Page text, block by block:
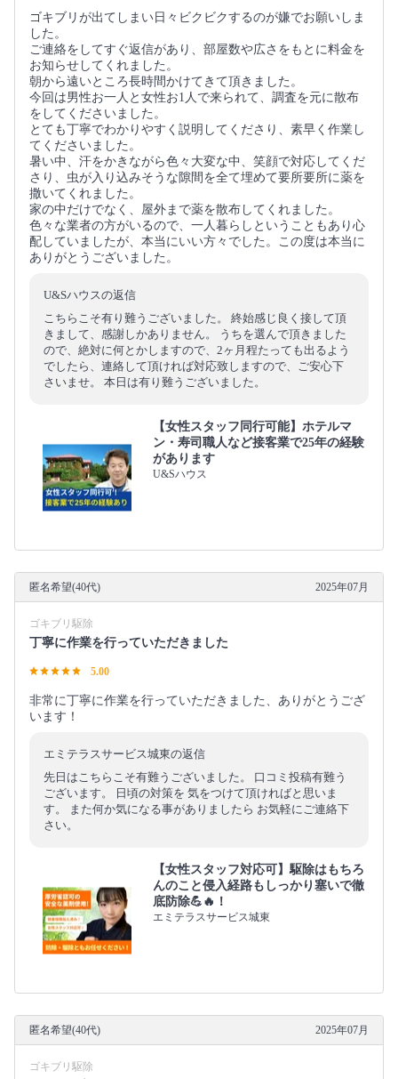
ゴキブリが出てしまい日々ビクビクするのが嫌でお願いしま
した。
ご連絡をしてすぐ返信があり、部屋数や広さをもとに料金を
お知らせしてくれました。
朝から遠いところ長時間かけてきて頂きました。
今回は男性お一人と女性お1人で来られて、調査を元に散布
をしてくださいました。
とても丁寧でわかりやすく説明してくださり、素早く作業し
てくださいました。
暑い中、汗をかきながら色々大変な中、笑顔で対応してくだ
さり、虫が入り込みそうな隙間を全て埋めて要所要所に薬を
撒いてくれました。
家の中だけでなく、屋外まで薬を散布してくれました。
色々な業者の方がいるので、一人暮らしということもあり心
配していましたが、本当にいい方々でした。この度は本当に
ありがとうございました。
U&Sハウスの返信
こちらこそ有り難うございました。 終始感じ良く接して頂
きまして、感謝しかありません。 うちを選んで頂きました
ので、絶対に何とかしますので、2ヶ月程たっても出るよう
でしたら、連絡して頂ければ対応致しますので、ご安心下
さいませ。 本日は有り難うございました。
【女性スタッフ同行可能】ホテルマ
ン・寿司職人など接客業で25年の経験
があります
U&Sハウス
匿名希望(40代) 2025年07月
ゴキブリ駆除
丁寧に作業を行っていただきました
5.00
非常に丁寧に作業を行っていただきました、ありがとうござ
います！
エミテラスサービス城東の返信
先日はこちらこそ有難うございました。 口コミ投稿有難う
ございます。 日頃の対策を 気をつけて頂ければと思いま
す。 また何か気になる事がありましたら お気軽にご連絡下
さい。
【女性スタッフ対応可】駆除はもちろ
んのこと侵入経路もしっかり塞いで徹
底防除💪🔥！
エミテラスサービス城東
匿名希望(40代) 2025年07月
ゴキブリ駆除